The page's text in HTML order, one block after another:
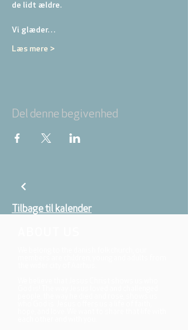
de lidt ældre.
Vi glæder…
Læs mere >
Del denne begivenhed
Tilbage til kalender